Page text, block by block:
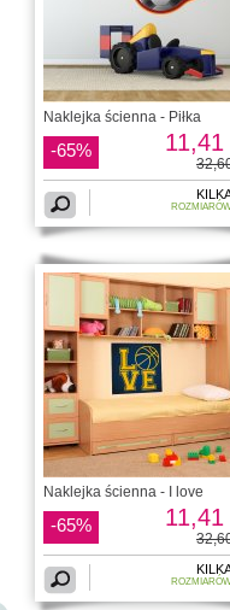
Naklejka ścienna - Piłka
-65% 11,41
Naklejka ścienna - I love
-65% 11,41